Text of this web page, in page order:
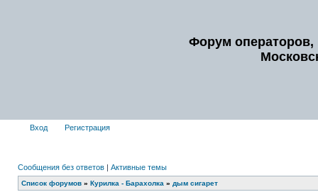
Форум операторов,
Вход Регистрация
Сообщения без ответов | Активные темы
Список форумов » Курилка - Барахолка » дым сигарет